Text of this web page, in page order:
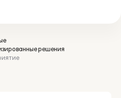
решения